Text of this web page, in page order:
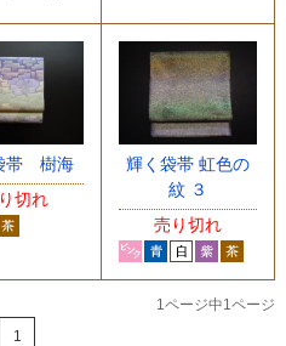
帯 樹海
切れ
輝く袋帯 虹色の
紋 ３
売り切れ
1ページ中1ページ
1